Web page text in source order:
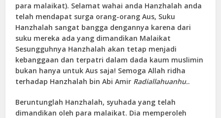
para malaikat). Selamat wahai anda Hanzhalah anda
telah mendapat surga orang-orang Aus, Suku
Hanzhalah sangat bangga dengannya karena dari
suku mereka ada yang dimandikan Malaikat
Sesungguhnya Hanzhalah akan tetap menjadi
kebanggaan dan terpatri dalam dada kaum muslimin
bukan hanya untuk Aus saja! Semoga Allah ridha
terhadap Hanzhalah bin Abi Amir Radiallahuanhu..
Beruntunglah Hanzhalah, syuhada yang telah
dimandikan oleh para malaikat. Dia memperoleh